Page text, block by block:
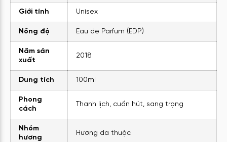
Giới tính Unisex
Nồng độ Eau de Parfum (EDP)
Năm sản
xuất
2018
Dung tích 100ml
Phong
cách
Thanh lịch, cuốn hút, sang trọng
Nhóm
hương
Hương da thuộc